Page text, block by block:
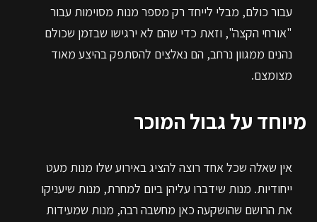
עבור כולם, מבלי לייחד רק מספר מנות מסוימות עבור
"אורחי הקצה", וזאת כדי שהם לא ירגישו שבזמן שכולם
נהנים ממגוון נרחב, הם נאלצים להסתפק בהיצע מאוד
מצומצם.
מיוחד על גבול המוכר
אין שאלה שכל אחד רוצה להציג באירוע שלו מנות מעט
ייחודיות. מנות שידברו עליהן ביום למחרת, מנות שיעניקו
את הרושם שהושקעה כאן מחשבה רבה, מנות שמעידות